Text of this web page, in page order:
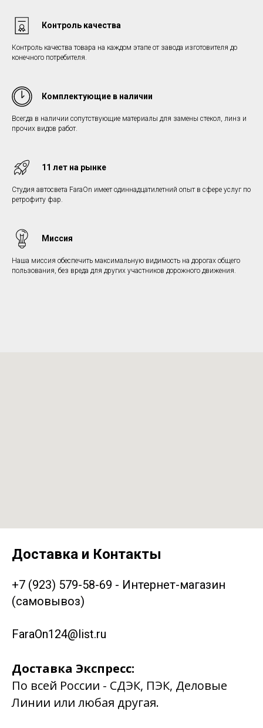
Контроль качества
Контроль качества товара на каждом этапе от завода изготовителя до
конечного потребителя.
Комплектующие в наличии
Всегда в наличии сопутствующие материалы для замены стекол, линз и
прочих видов работ.
11 лет на рынке
Студия автосвета FaraOn имеет одиннадцатилетний опыт в сфере услуг по
ретрофиту фар.
Миссия
Наша миссия обеспечить максимальную видимость на дорогах общего
пользования, без вреда для других участников дорожного движения.
Доставка и Контакты
+7 (923) 579-58-69 - Интернет-магазин
(самовывоз)
FaraOn124@list.ru
Доставка Экспресс:
По всей России - СДЭК, ПЭК, Деловые
Линии или любая другая.